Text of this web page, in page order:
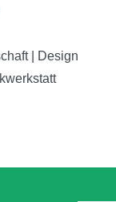
| Design